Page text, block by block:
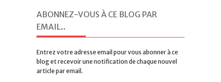
ABONNEZ-VOUS À CE BLOG PAR
EMAIL..
Entrez votre adresse email pour vous abonner à ce
blog et recevoir une notification de chaque nouvel
article par email.